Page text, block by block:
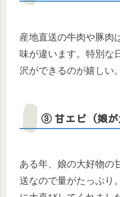
産地直送の牛肉や豚肉
味が違います。特別な
沢ができるのが嬉しい。
③ 甘エビ（娘が
ある年、娘の大好物の
送なので量がたっぷり